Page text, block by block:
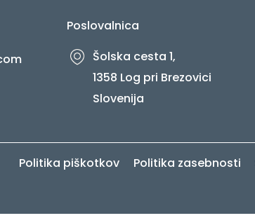
Poslovalnica
Šolska cesta 1,
1358 Log pri Brezovici
Slovenija
Politika piškotkov Politika zasebnosti